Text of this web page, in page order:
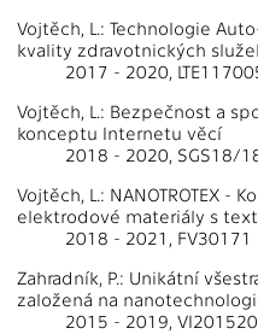
Vojtěch, L.: Technologie
kvality zdravotnických
2017 - 2020,
Vojtěch, L.: Bezpečnost a
konceptu Internetu věcí
2018 - 2020, SGS18/
Vojtěch, L.: NANOTROTEX -
elektrodové materiály s
2018 - 2021, FV30171
Zahradník, P.: Unikátní
založená na
2015 - 2019,